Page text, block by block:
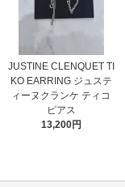
JUSTINE CLENQUET TI
KO EARRING ジュステ
ィーヌクランケ ティコ
ピアス
13,200円